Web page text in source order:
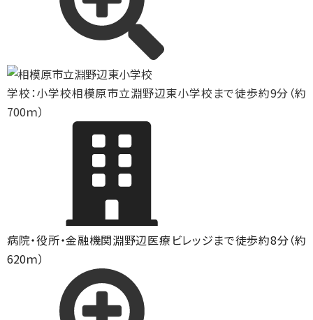
学校：小学校相模原市立淵野辺東小学校まで徒歩約9分（約
700ｍ）
病院・役所・金融機関淵野辺医療ビレッジまで徒歩約8分（約
620ｍ）